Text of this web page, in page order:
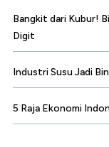
Bangkit dari Kubur!
Digit
Industri Susu Jadi
5 Raja Ekonomi